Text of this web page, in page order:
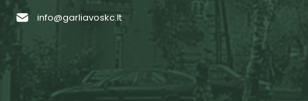
info@garliavoskc.lt